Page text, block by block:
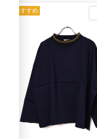
おすすめ